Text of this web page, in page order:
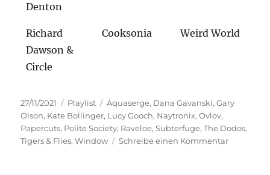
Denton
Richard
Dawson &
Circle
Cooksonia Weird World
Veröffentlicht
am
27/11/2021 Kategorien
Playlist Schlagwörter
Aquaserge, Dana Gavanski,Gary
Olson, Kate Bollinger, Lucy Gooch, Naytronix,Ovlov,
Papercuts, Polite Society, Raveloe,Subterfuge,The Dodos,
Tigers & Flies,Window Schreibe einen Kommentarzu